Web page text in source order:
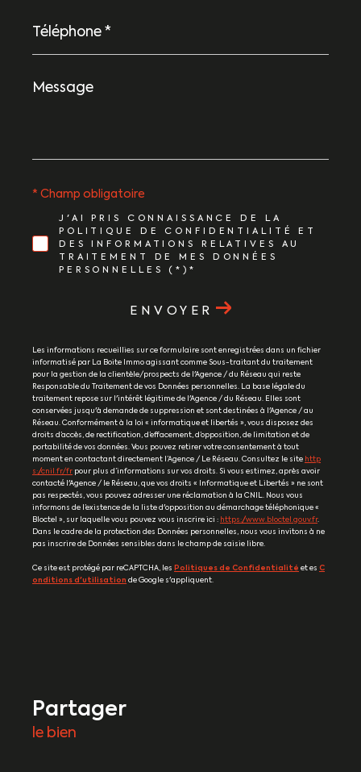
*
Message
*
J'AI PRIS CONNAISSANCE DE LA
POLITIQUE DE CONFIDENTIALITÉ ET
DES INFORMATIONS RELATIVES AU
TRAITEMENT DE MES DONNÉES
PERSONNELLES (*)*
* Champ obligatoire
ENVOYER
Les informations recueillies sur ce formulaire sont enregistrées dans un fichier
informatisé par La Boite Immo agissant comme Sous-traitant du traitement
pour la gestion de la clientèle/prospects de l'Agence / du Réseau qui reste
Responsable du Traitement de vos Données personnelles. La base légale du
traitement repose sur l'intérêt légitime de l'Agence / du Réseau. Elles sont
conservées jusqu'à demande de suppression et sont destinées à l'Agence / au
Réseau. Conformément à la loi « informatique et libertés », vous disposez des
droits d’accès, de rectification, d’effacement, d’opposition, de limitation et de
portabilité de vos données. Vous pouvez retirer votre consentement à tout
moment en contactant directement l’Agence / Le Réseau. Consultez le site http
s://cnil.fr/fr pour plus d’informations sur vos droits. Si vous estimez, après avoir
contacté l'Agence / le Réseau, que vos droits « Informatique et Libertés » ne sont
pas respectés, vous pouvez adresser une réclamation à la CNIL. Nous vous
informons de l’existence de la liste d'opposition au démarchage téléphonique «
Bloctel », sur laquelle vous pouvez vous inscrire ici : https://www.bloctel.gouv.fr.
Dans le cadre de la protection des Données personnelles, nous vous invitons à ne
pas inscrire de Données sensibles dans le champ de saisie libre.
Ce site est protégé par reCAPTCHA, les Politiques de Confidentialité et es C
onditions d'utilisation de Google s'appliquent.
partager
le bien